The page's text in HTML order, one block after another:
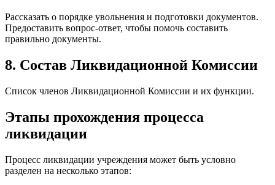
Рассказать о порядке увольнения и подготовки документов.
Предоставить вопрос-ответ, чтобы помочь составить
правильно документы.
8. Состав Ликвидационной Комиссии
Список членов Ликвидационной Комиссии и их функции.
Этапы прохождения процесса
ликвидации
Процесс ликвидации учреждения может быть условно
разделен на несколько этапов: